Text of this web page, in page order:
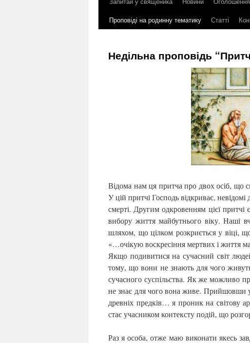
контенту
Проповіді на родинну тематику
Статті
Недільна проповідь
Відома нам ця притча про двох осіб, що
У цій притчі Господь відкриває, невідомі
смерті. Другим одкровенням цієї
вибору життя майбутнього віку. Наші
шляхом, що цілком розкриється у віці,
«…очікую воскресіння мертвих і життя
Якщо подивитися на сучасний світ
тому, що вони не знають для чого
сучасного суспільства. Як же можливо
не знає для чого вона живе. Прийшовши у
древніх предків… я проник на світову
стає учасником контексту подій, що
Раз я особа, отже маю виконати якесь